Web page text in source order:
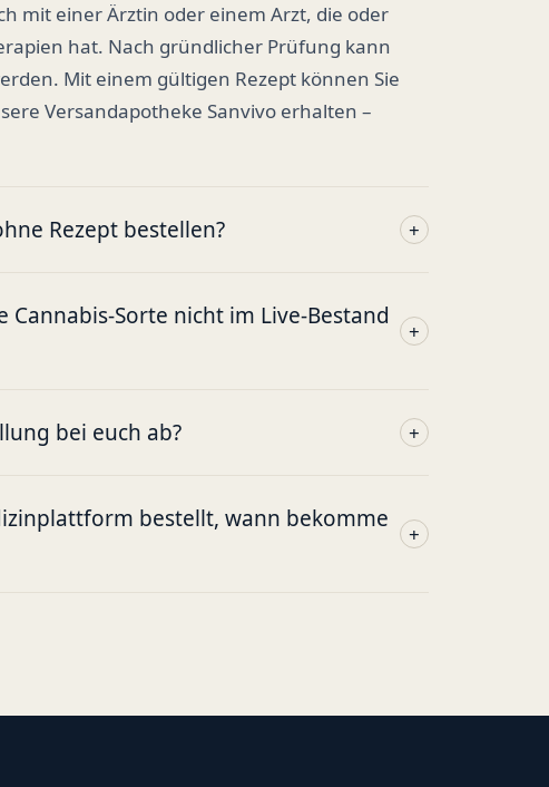
mit einer Ärztin oder einem Arzt, die oder
hat. Nach gründlicher Prüfung kann
Mit einem gültigen Rezept können Sie
Versandapotheke Sanvivo erhalten –
Rezept bestellen? +
Cannabis-Sorte nicht im Live-Bestand
+
bei euch ab? +
bestellt, wann bekomme
+